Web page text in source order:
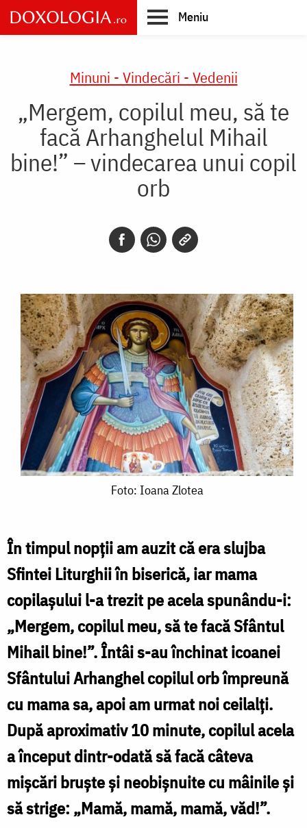
Skip
to
main
Meniu
Minuni - Vindecări - Vedenii
„Mergem, copilul meu, să te
facă Arhanghelul Mihail
bine!” – vindecarea unui copil
orb
Foto: Ioana Zlotea
În timpul nopții am auzit că era slujba
Sfintei Liturghii în biserică, iar mama
copilașului l-a trezit pe acela spunându-i:
„Mergem, copilul meu, să te facă Sfântul
Mihail bine!”. Întâi s-au închinat icoanei
Sfântului Arhanghel copilul orb împreună
cu mama sa, apoi am urmat noi ceilalți.
După aproximativ 10 minute, copilul acela
a început dintr-odată să facă câteva
mișcări bruște și neobișnuite cu mâinile și
să strige: „Mamă, mamă, mamă, văd!”.